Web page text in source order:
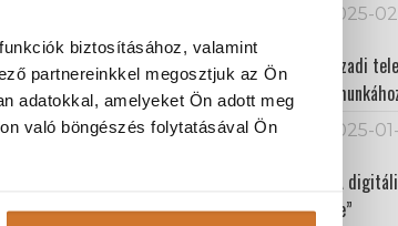
biztosításához, valamint
partnereinkkel megosztjuk az Ön
adatokkal, amelyeket Ön adott meg
való böngészés folytatásával Ön
A VoIP-
hétvégén,
2025-
XXI. századi
hibrid
2025-
NIS2: „A
alapköve”